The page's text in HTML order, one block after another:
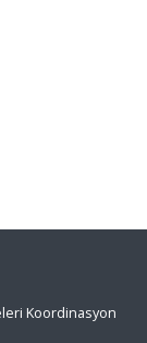
Koordinasyon